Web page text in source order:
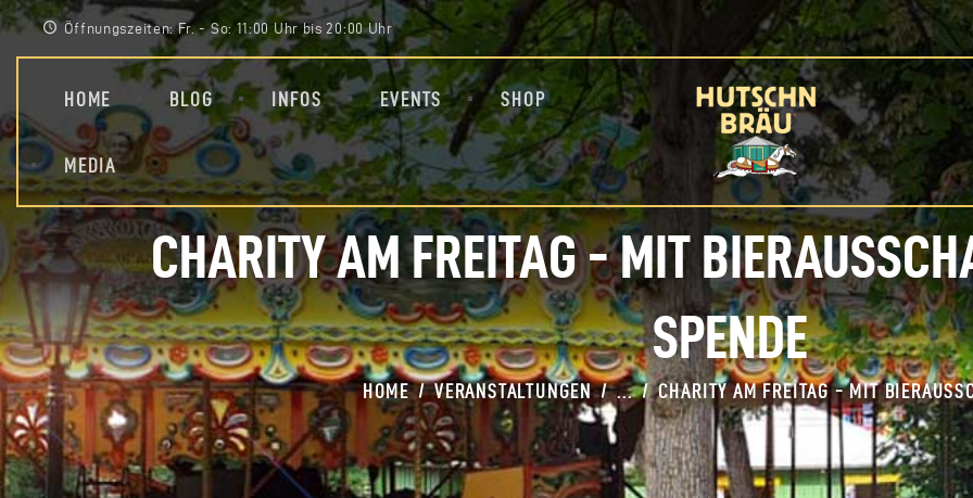
Öffnungszeiten: Fr. - So: 11:00 Uhr bis 20:00 Uhr
HOME BLOG INFOS EVENTS SHOP
MEDIA
CHARITY AM FREITAG - MIT
SPENDE
HOME VERANSTALTUNGEN ... CHARITY AM FREITAG - MIT
HOME
BLOG
INFOS
EVENTS
SHOP
MEDIA